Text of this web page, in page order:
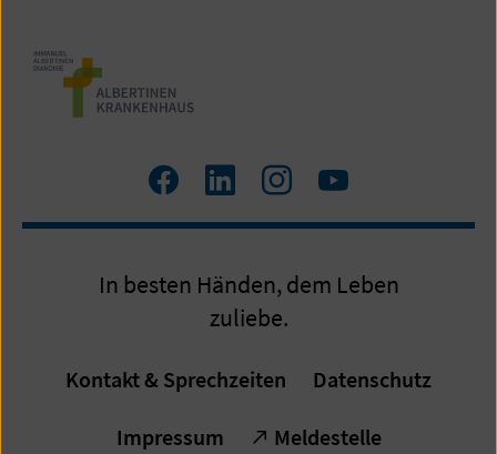
Facebook
LinkedInInstagram
Youtube
In besten Händen, dem Leben
zuliebe.
Kontakt & Sprechzeiten Datenschutz
Impressum Meldestelle